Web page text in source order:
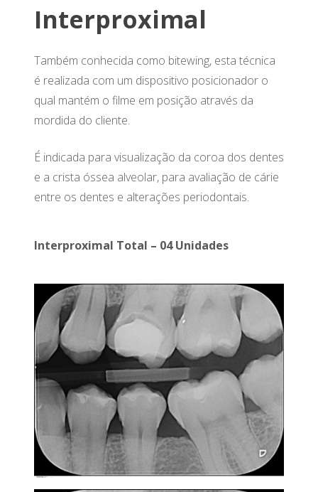
Interproximal
Também conhecida como bitewing, esta técnica
é realizada com um dispositivo posicionador o
qual mantém o filme em posição através da
mordida do cliente.
É indicada para visualização da coroa dos dentes
e a crista óssea alveolar, para avaliação de cárie
entre os dentes e alterações periodontais.
Interproximal Total – 04 Unidades